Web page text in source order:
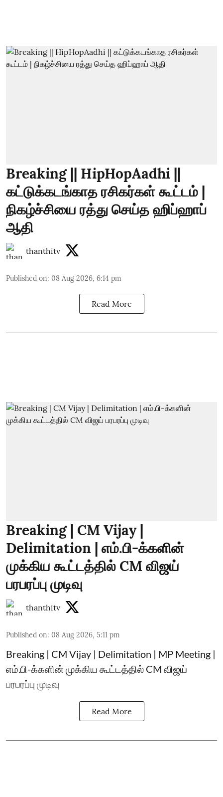
Breaking || HipHopAadhi ||
கட்டுக்கடங்காத ரசிகர்கள் கூட்டம் |
நிகழ்ச்சியை ரத்து செய்த ஹிப்ஹாப்
ஆதி
thanthitv
Published on: 08 Aug 2026, 6:14 pm
Read More
Breaking | CM Vijay |
Delimitation | எம்.பி-க்களின்
முக்கிய கூட்டத்தில் CM விஜய்
பரபரப்பு முடிவு
thanthitv
Published on: 08 Aug 2026, 5:11 pm
Breaking | CM Vijay | Delimitation | MP Meeting |
எம்.பி-க்களின் முக்கிய கூட்டத்தில் CM விஜய்
பரபரப்பு முடிவு
Read More